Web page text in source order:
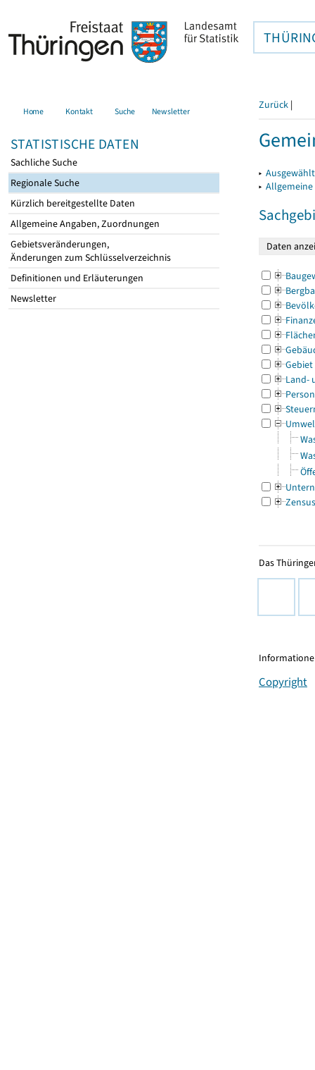
Home Kontakt Suche Newsletter
STATISTISCHE DATEN
Sachliche Suche
Regionale Suche
Kürzlich bereitgestellte Daten
Allgemeine Angaben, Zuordnungen
Gebietsveränderungen,
Änderungen zum Schlüsselverzeichnis
Definitionen und Erläuterungen
Newsletter
Zurück |
▸
▸
Gebiet
Land-
Zensus
Das
Copyright